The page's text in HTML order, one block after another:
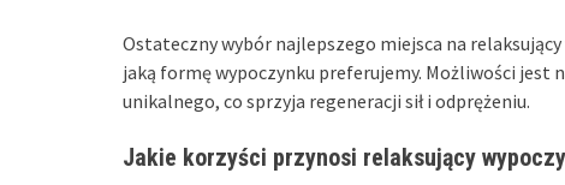
Ostateczny wybór najlepszego miejsca na
jaką formę wypoczynku preferujemy. Możliwości jest
unikalnego, co sprzyja regeneracji sił i odprężeniu.
Jakie korzyści przynosi relaksujący